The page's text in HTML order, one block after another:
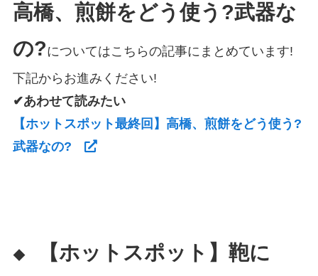
高橋、煎餅をどう使う?武器な
の?についてはこちらの記事にまとめています!
下記からお進みください!
✔あわせて読みたい
【ホットスポット最終回】高橋、煎餅をどう使う?
武器なの?
◆
【ホットスポット】鞄に